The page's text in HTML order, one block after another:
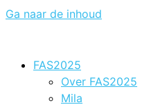
Ga naar de inhoud
FAS2025
Over FAS2025
Mila